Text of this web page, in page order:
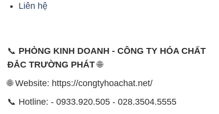
Liên hệ
📞 PHÒNG KINH DOANH - CÔNG TY HÓA CHẤT
ĐẮC TRƯỜNG PHÁT🌐
🌐 Website: https://congtyhoachat.net/
📞 Hotline: - 0933.920.505 - 028.3504.5555